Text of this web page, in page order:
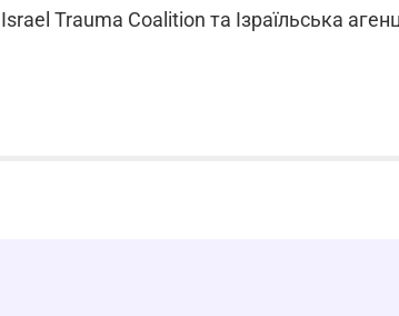
Trauma Coalition та Ізраїльська